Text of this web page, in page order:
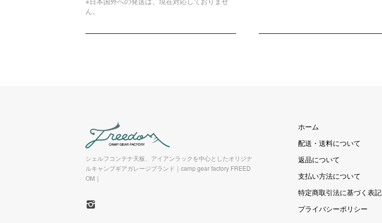
ん。
シェルフコンテナ天板、アイアンラックを中心としたオリジナ
ルキャンプギアガレージブランド｜camp gear factory FREED
OM｜
ホーム
配送・送料について
返品について
支払い方法について
特定商取引法に基づく表記
プライバシーポリシー